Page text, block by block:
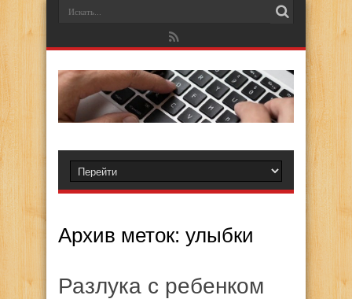
Архив меток: улыбки
Разлука с ребенком